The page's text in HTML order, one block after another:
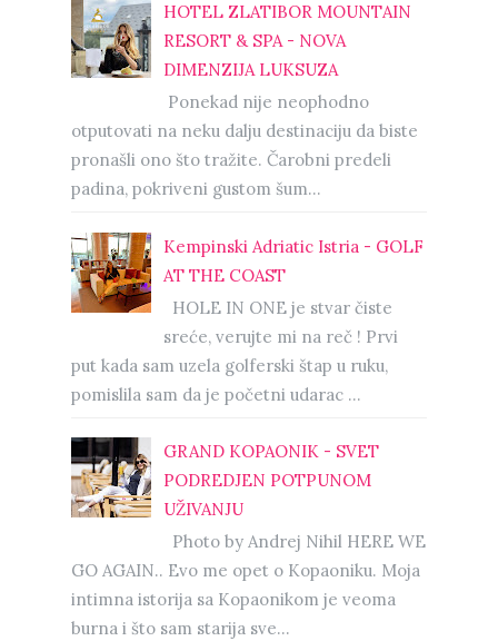
HOTEL ZLATIBOR MOUNTAIN
RESORT & SPA - NOVA
DIMENZIJA LUKSUZA
Ponekad nije neophodno
otputovati na neku dalju destinaciju da biste
pronašli ono što tražite. Čarobni predeli
padina, pokriveni gustom šum...
Kempinski Adriatic Istria - GOLF
AT THE COAST
HOLE IN ONE je stvar čiste
sreće, verujte mi na reč ! Prvi
put kada sam uzela golferski štap u ruku,
pomislila sam da je početni udarac ...
GRAND KOPAONIK - SVET
PODREDJEN POTPUNOM
UŽIVANJU
Photo by Andrej Nihil HERE WE
GO AGAIN.. Evo me opet o Kopaoniku. Moja
intimna istorija sa Kopaonikom je veoma
burna i što sam starija sve...